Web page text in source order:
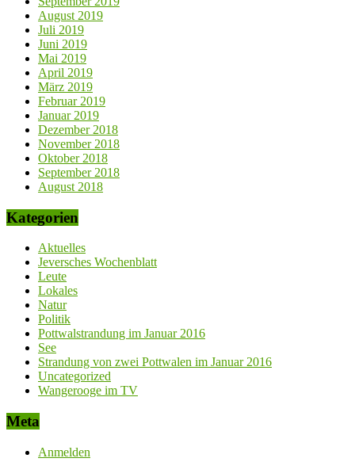
August 2019
Juli 2019
Juni 2019
Mai 2019
April 2019
März 2019
Februar 2019
Januar 2019
Dezember 2018
November 2018
Oktober 2018
September 2018
August 2018
Kategorien
Aktuelles
Jeversches Wochenblatt
Leute
Lokales
Natur
Politik
Pottwalstrandung im Januar 2016
See
Strandung von zwei Pottwalen im Januar 2016
Uncategorized
Wangerooge im TV
Meta
Anmelden